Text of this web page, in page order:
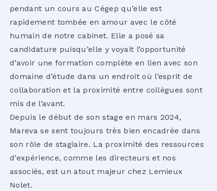
pendant un cours au Cégep qu’elle est
rapidement tombée en amour avec le côté
humain de notre cabinet. Elle a posé sa
candidature puisqu’elle y voyait l’opportunité
d’avoir une formation complète en lien avec son
domaine d’étude dans un endroit où l’esprit de
collaboration et la proximité entre collègues sont
mis de l’avant.
Depuis le début de son stage en mars 2024,
Mareva se sent toujours très bien encadrée dans
son rôle de stagiaire. La proximité des ressources
d’expérience, comme les directeurs et nos
associés, est un atout majeur chez Lemieux
Nolet.